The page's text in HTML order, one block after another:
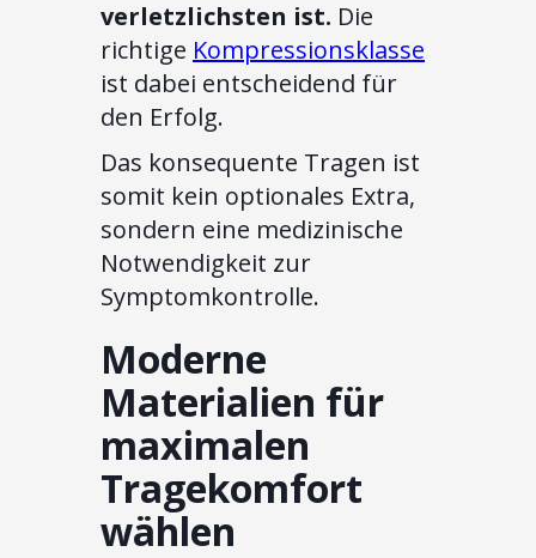
verletzlichsten ist. Die
richtige Kompressionsklasse
ist dabei entscheidend für
den Erfolg.
Das konsequente Tragen ist
somit kein optionales Extra,
sondern eine medizinische
Notwendigkeit zur
Symptomkontrolle.
Moderne
Materialien für
maximalen
Tragekomfort
wählen